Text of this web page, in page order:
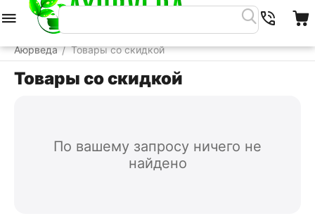
Аюрведа / Товары со скидкой
Товары со скидкой
По вашему запросу ничего не
найдено
Меню